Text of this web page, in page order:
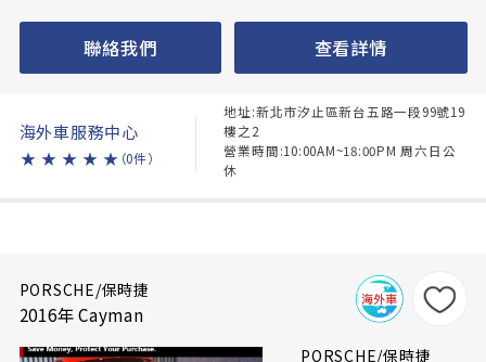
聯絡我們 查看詳情
海外車服務中心
★ ★ ★ ★ ★ （0件）
地址:新北市汐止區新台五路一段99號19
樓之2
營業時間:10:00AM~18:00PM 周六日公
休
PORSCHE/保時捷
2016年 Cayman
PORSCHE/保時捷